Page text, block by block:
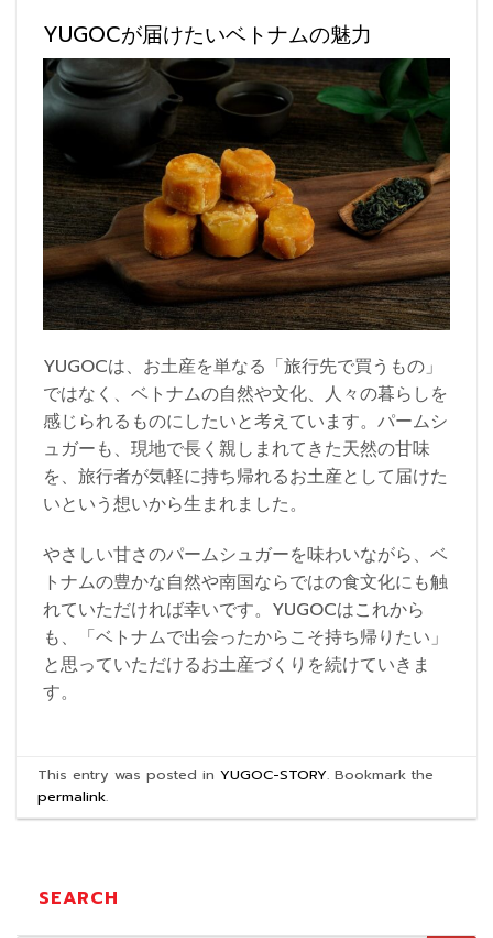
SEARCH
YUGOCが届けたいベトナムの魅力
YUGOCは、お土産を単なる「旅行先で買うもの」
ではなく、ベトナムの自然や文化、人々の暮らしを
感じられるものにしたいと考えています。パームシ
ュガーも、現地で長く親しまれてきた天然の甘味
を、旅行者が気軽に持ち帰れるお土産として届けた
いという想いから生まれました。
やさしい甘さのパームシュガーを味わいながら、ベ
トナムの豊かな自然や南国ならではの食文化にも触
れていただければ幸いです。YUGOCはこれから
も、「ベトナムで出会ったからこそ持ち帰りたい」
と思っていただけるお土産づくりを続けていきま
す。
This entry was posted inYUGOC-STORY. Bookmark the
permalink.